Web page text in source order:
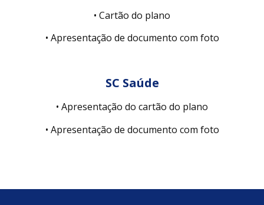
• Cartão do plano
• Apresentação de documento com foto
SC Saúde
• Apresentação do cartão do plano
• Apresentação de documento com foto